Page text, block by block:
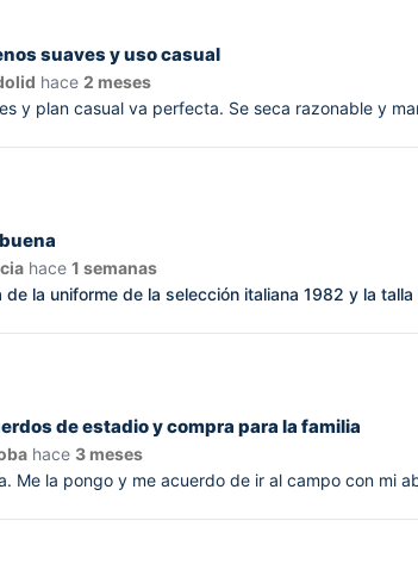
suaves y uso casual
hace2 meses
y plan casual va perfecta. Se seca razonable y
hace1 semanas
la uniforme de la selección italiana 1982 y la
de estadio y compra para la familia
hace 3 meses
Me la pongo y me acuerdo de ir al campo con mi